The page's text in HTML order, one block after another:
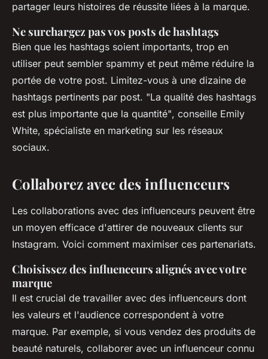
partager leurs histoires de réussite liées à la marque.
Ne surchargez pas vos posts de hashtags
Bien que les hashtags soient importants, trop en
utiliser peut sembler spammy et peut même réduire la
portée de votre post. Limitez-vous à une dizaine de
hashtags pertinents par post. "La qualité des hashtags
est plus importante que la quantité", conseille Emily
White, spécialiste en marketing sur les réseaux
sociaux.
Collaborez avec des influenceurs
Les collaborations avec des influenceurs peuvent être
un moyen efficace d'attirer de nouveaux clients sur
Instagram. Voici comment maximiser ces partenariats.
Choisissez des influenceurs alignés avec votre
marque
Il est crucial de travailler avec des influenceurs dont
les valeurs et l'audience correspondent à votre
marque. Par exemple, si vous vendez des produits de
beauté naturels, collaborer avec un influenceur connu